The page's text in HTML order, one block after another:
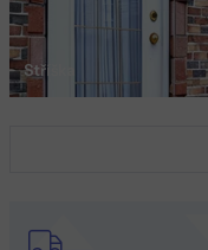
Stříška